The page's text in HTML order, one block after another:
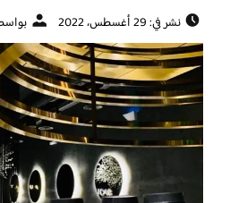
نشر في: 29 أغسطس، 2022